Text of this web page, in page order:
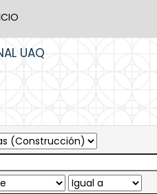
UAQ